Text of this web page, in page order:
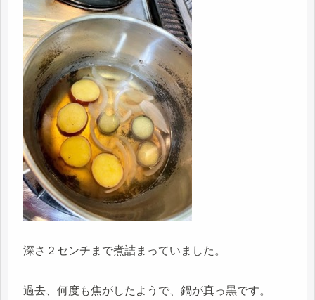
深さ２センチまで煮詰まっていました。
過去、何度も焦がしたようで、鍋が真っ黒です。